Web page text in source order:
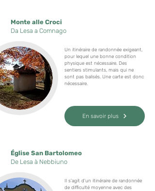
Monte alle Croci
Da Lesa a Comnago
Un itinéraire de randonnée exigeant,
pour lequel une bonne condition
physique est nécessaire. Des
sentiers stimulants, mais qui ne
sont pas balisés. Une carte est donc
nécessaire.
En savoir plus
Église San Bartolomeo
De Lesa à Nebbiuno
Il s'agit d'un itinéraire de randonnée
de difficulté moyenne avec des